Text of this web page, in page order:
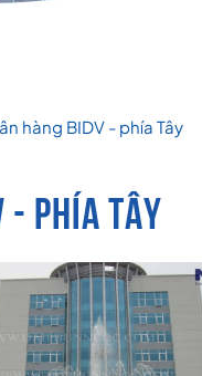
hàng BIDV - phía Tây
- PHÍA TÂY